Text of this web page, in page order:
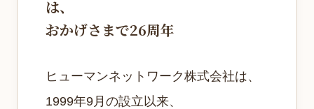
は、
おかげさまで26周年
ヒューマンネットワーク株式会社は、
1999年9月の設立以来、